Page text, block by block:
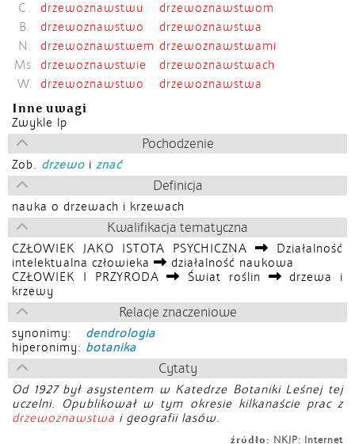
C.
drzewoznawstwu
drzewoznawstwom
B.
drzewoznawstwo
drzewoznawstwa
N.
drzewoznawstwem drzewoznawstwami
Ms. drzewoznawstwie
drzewoznawstwach
W.
drzewoznawstwo drzewoznawstwa
Inne uwagi
Zwykle lp
Pochodzenie
Zob. drzewo i znać
Definicja
nauka o drzewach i krzewach
Kwalifikacja tematyczna
CZŁOWIEK JAKO ISTOTA PSYCHICZNA
Działalność
intelektualna człowieka
działalność naukowa
CZŁOWIEK I PRZYRODA
Świat roślin
drzewa i
krzewy
Relacje znaczeniowe
synonimy:
dendrologia
hiperonimy: botanika
Cytaty
Od 1927 był asystentem w Katedrze Botaniki Leśnej tej
uczelni. Opublikował w tym okresie kilkanaście prac z
drzewoznawstwa i geografii lasów.
źródło: NKJP: Internet